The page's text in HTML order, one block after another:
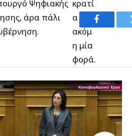
Ψηφιακής
άρα πάλι
κρατί
α
ακόμ
η μία
φορά.
Facebook